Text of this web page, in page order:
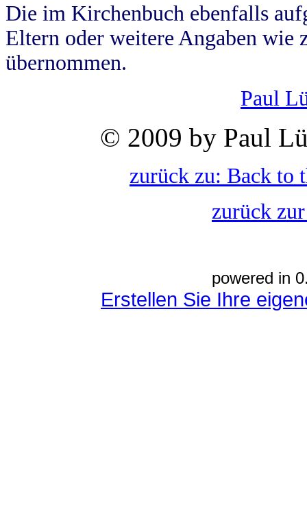
Die im Kirchenbuch ebenfalls
Eltern oder weitere Angaben wie
übernommen.
Paul
© 2009 by Paul
zurück zu: Back to
zurück
powered in
Erstellen Sie Ihre